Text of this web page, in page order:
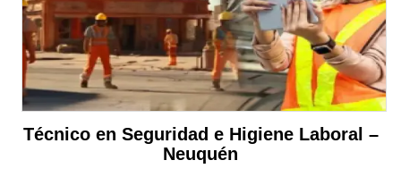
Técnico en Seguridad e Higiene Laboral –
Neuquén